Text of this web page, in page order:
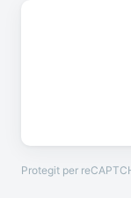
Protegit per